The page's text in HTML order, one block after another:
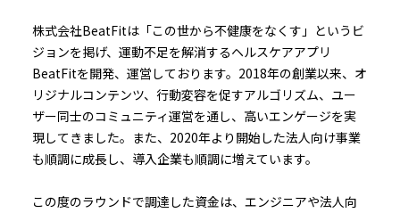
株式会社BeatFitは「この世から不健康をなくす」というビ
ジョンを掲げ、運動不足を解消するヘルスケアアプリ
BeatFitを開発、運営しております。2018年の創業以来、オ
リジナルコンテンツ、行動変容を促すアルゴリズム、ユー
ザー同士のコミュニティ運営を通し、高いエンゲージを実
現してきました。また、2020年より開始した法人向け事業
も順調に成長し、導入企業も順調に増えています。
この度のラウンドで調達した資金は、エンジニアや法人向